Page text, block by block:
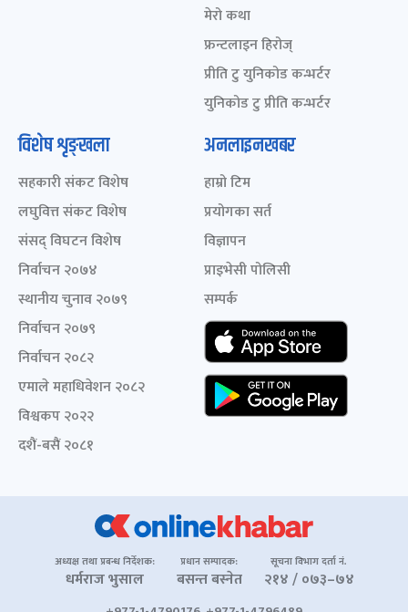
मेरो कथा
फ्रन्टलाइन हिरोज्
प्रीति टु युनिकोड कन्भर्टर
युनिकोड टु प्रीति कन्भर्टर
विशेष शृङ्खला
सहकारी संकट विशेष
लघुवित्त संकट विशेष
संसद् विघटन विशेष
निर्वाचन २०७४
स्थानीय चुनाव २०७९
निर्वाचन २०७९
निर्वाचन २०८२
एमाले महाधिवेशन २०८२
विश्वकप २०२२
दशैं-बसैं २०८१
अनलाइनखबर
हाम्रो टिम
प्रयोगका सर्त
विज्ञापन
प्राइभेसी पोलिसी
सम्पर्क
अध्यक्ष तथा प्रबन्ध निर्देशक:
धर्मराज भुसाल
प्रधान सम्पादक:
बसन्त बस्नेत
सूचना विभाग दर्ता नं.
२१४ / ०७३–७४